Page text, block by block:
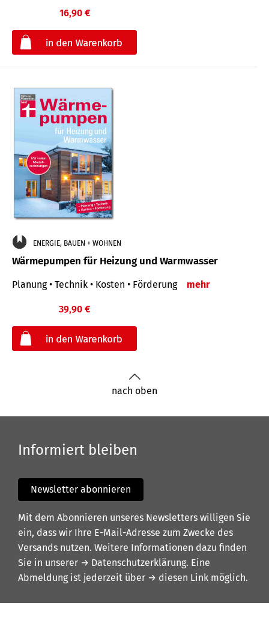
16,90 €
ENERGIE, BAUEN + WOHNEN
Wärmepumpen für Heizung und Warmwasser
Planung • Technik • Kosten • Förderung mehr
39,90 €
nach oben
Informiert bleiben
Newsletter abonnieren
Mit dem Abonnieren unseres Newsletters willigen Sie
ein, dass wir Ihre E-Mail-Adresse zum Zwecke des
Versands nutzen. Weitere Informationen dazu finden
Sie in unserer → Datenschutzerklärung. Eine
Abmeldung ist jederzeit über → diesen Link möglich.